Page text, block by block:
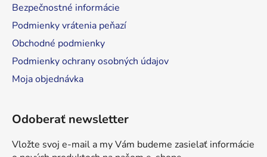
Bezpečnostné informácie
Podmienky vrátenia peňazí
Obchodné podmienky
Podmienky ochrany osobných údajov
Moja objednávka
Odoberať newsletter
Vložte svoj e-mail a my Vám budeme zasielať informácie